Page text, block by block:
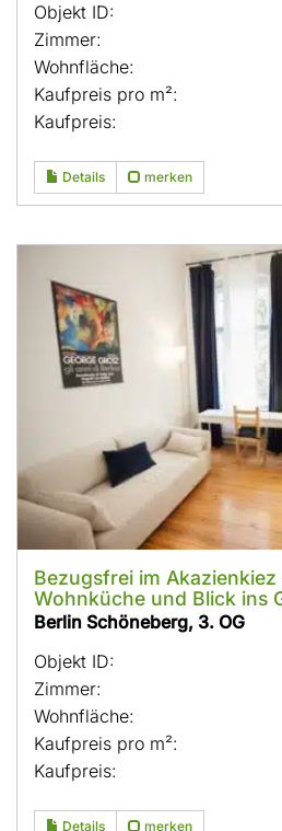
Objekt ID:
Zimmer:
Wohnfläche:
Kaufpreis pro m²:
Kaufpreis:
Details merken
Bezugsfrei im Akazienkiez
Wohnküche und Blick ins
Berlin Schöneberg, 3. OG
Objekt ID:
Zimmer:
Wohnfläche:
Kaufpreis pro m²:
Kaufpreis:
Details merken